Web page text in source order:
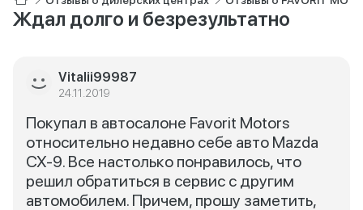
Ждал долго и безрезультатно
Vitalii99987
24.11.2019
Покупал в автосалоне Favorit Motors
относительно недавно себе авто Mazda
CX-9. Все настолько понравилось, что
решил обратиться в сервис с другим
автомобилем. Причем, прошу заметить,